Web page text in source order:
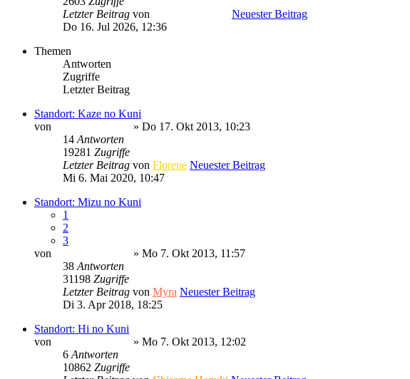
Letzter Beitrag von
Neuester Beitrag
Do 16. Jul 2026, 12:36
Themen
Antworten
Zugriffe
Letzter Beitrag
Standort: Kaze no Kuni
von
» Do 17. Okt 2013, 10:23
14 Antworten
19281 Zugriffe
Letzter Beitrag von Florene Neuester Beitrag
Mi 6. Mai 2020, 10:47
Standort: Mizu no Kuni
1
2
3
von
» Mo 7. Okt 2013, 11:57
38 Antworten
31198 Zugriffe
Letzter Beitrag von Myra Neuester Beitrag
Di 3. Apr 2018, 18:25
Standort: Hi no Kuni
von
» Mo 7. Okt 2013, 12:02
6 Antworten
10862 Zugriffe